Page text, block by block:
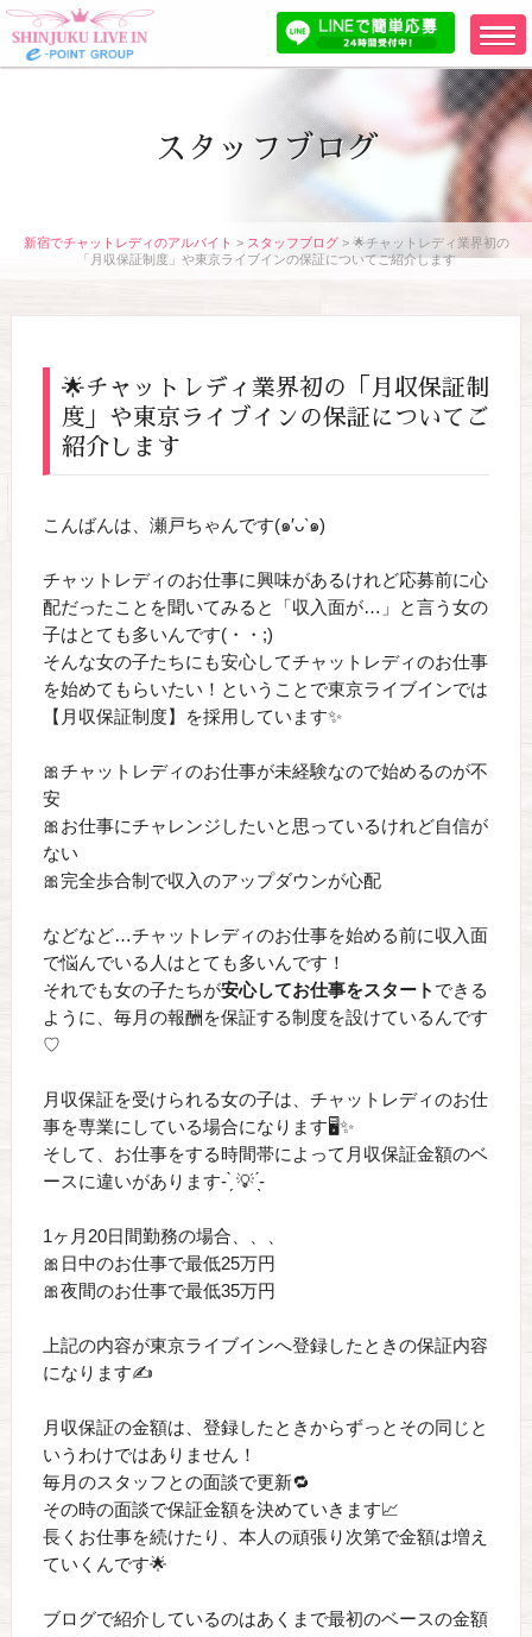
スタッフブログ
新宿でチャットレディのアルバイト > スタッフブログ> 🌟チャットレディ業界初の
「月収保証制度」や東京ライブインの保証についてご紹介します
🌟チャットレディ業界初の「月収保証制
度」や東京ライブインの保証についてご
紹介します
こんばんは、瀬戸ちゃんです(๑′ᴗ‵๑)
チャットレディのお仕事に興味があるけれど応募前に心
配だったことを聞いてみると「収入面が…」と言う女の
子はとても多いんです(・・;)
そんな女の子たちにも安心してチャットレディのお仕事
を始めてもらいたい！ということで東京ライブインでは
【月収保証制度】を採用しています✨
🎀チャットレディのお仕事が未経験なので始めるのが不
安
🎀お仕事にチャレンジしたいと思っているけれど自信が
ない
🎀完全歩合制で収入のアップダウンが心配
などなど…チャットレディのお仕事を始める前に収入面
で悩んでいる人はとても多いんです！
それでも女の子たちが安心してお仕事をスタート できる
ように、毎月の報酬を保証する制度を設けているんです
♡
月収保証を受けられる女の子は、チャットレディのお仕
事を専業にしている場合になります🖥✨
そして、お仕事をする時間帯によって月収保証金額のベ
ースに違いがあります- ̗̀ 💡 ̖́-
1ヶ月20日間勤務の場合、、、
🎀日中のお仕事で最低25万円
🎀夜間のお仕事で最低35万円
上記の内容が東京ライブインへ登録したときの保証内容
になります✍️
月収保証の金額は、登録したときからずっとその同じと
いうわけではありません！
毎月のスタッフとの面談で更新🔁
その時の面談で保証金額を決めていきます📈
長くお仕事を続けたり、本人の頑張り次第で金額は増え
ていくんです🌟
ブログで紹介しているのはあくまで最初のベースの金額